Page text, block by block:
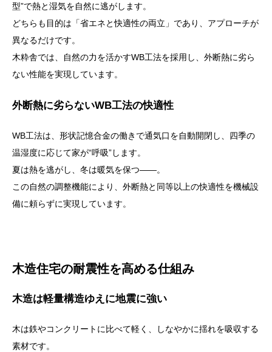
型”で熱と湿気を自然に逃がします。
どちらも目的は「省エネと快適性の両立」であり、アプローチが
異なるだけです。
木粋舎では、自然の力を活かすWB工法を採用し、外断熱に劣ら
ない性能を実現しています。
外断熱に劣らないWB工法の快適性
WB工法は、形状記憶合金の働きで通気口を自動開閉し、四季の
温湿度に応じて家が“呼吸”します。
夏は熱を逃がし、冬は暖気を保つ――。
この自然の調整機能により、外断熱と同等以上の快適性を機械設
備に頼らずに実現しています。
木造住宅の耐震性を高める仕組み
木造は軽量構造ゆえに地震に強い
木は鉄やコンクリートに比べて軽く、しなやかに揺れを吸収する
素材です。